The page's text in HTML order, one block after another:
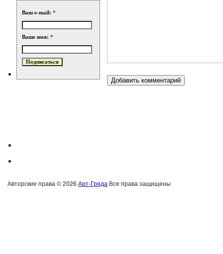
Ваш e-mail: *
Ваше имя: *
Авторские права © 2026 Арт-Гряда Все права защищены